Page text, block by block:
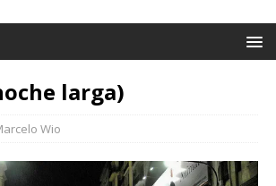
larga)
Wio